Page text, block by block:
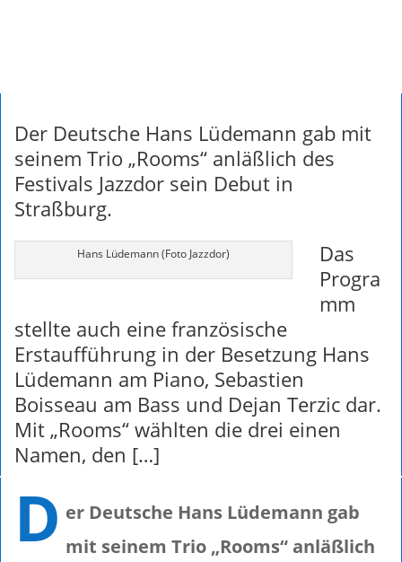
Der Deutsche Hans Lüdemann gab mit
seinem Trio „Rooms“ anläßlich des
Festivals Jazzdor sein Debut in
Straßburg.
Hans Lüdemann (Foto Jazzdor)
Das
Progra
mm
stellte auch eine französische
Erstaufführung in der Besetzung Hans
Lüdemann am Piano, Sebastien
Boisseau am Bass und Dejan Terzic dar.
Mit „Rooms“ wählten die drei einen
Namen, den […]
D er Deutsche Hans Lüdemann gab
mit seinem Trio „Rooms“ anläßlich